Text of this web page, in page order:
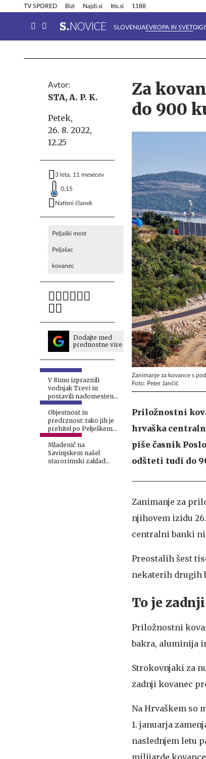
TV SPORED Bizi Najdi.si Itis.si 1188
SLOVENIJAEVROPA IN SVET
Info in obvestila Tehnik
Avtor:
STA, A. P. K.
Petek,
26. 8. 2022,
12.25
3 leta, 11 mesecev
0,15
Natisni članek
Peljaški most
Peljašac
kovanec
Dodajte med
prednostne vire
V Rimu izpraznili
vodnjak Trevi in
postavili nadomesten
bazen za kovance
#foto
Objestnost in
predrznost: tako jih je
prehitel po Pelješkem
mostu #video
Mladenič na
Savinjskem našel
starorimski zaklad
Za
do 900
Zanimanje za kovance s
Foto: Peter Jančič
Priložnostni
hrvaška
piše časnik
odšteti tudi do
Zanimanje za
njihovem izidu
centralni banki
Preostalih šest
nekaterih drugih
To je
Priložnostni
bakra, aluminija
Strokovnjaki za
zadnji kovanec
Na Hrvaškem so
1. januarja
naslednjem letu
milijarde